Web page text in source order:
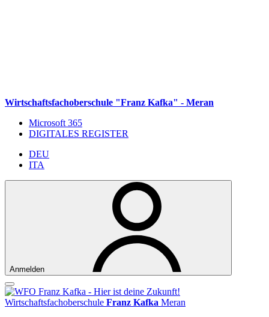
Weiter zum Inhalt
Zum Navigationsmenü gehen
Zur Fußzeile springen
Wirtschaftsfachoberschule "Franz Kafka" - Meran
Microsoft 365
DIGITALES REGISTER
DEU
ITA
Anmelden
Wirtschaftsfachoberschule Franz Kafka Meran